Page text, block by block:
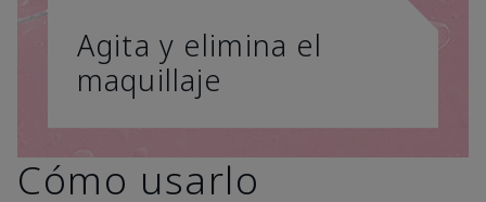
Agita y elimina el
maquillaje
Cómo usarlo